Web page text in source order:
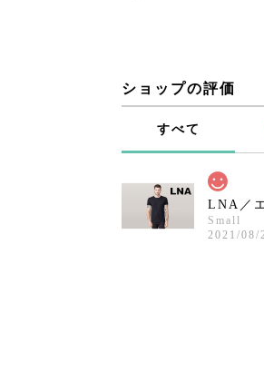
ショップの評価
すべて
LNA／
Small
2021/08/